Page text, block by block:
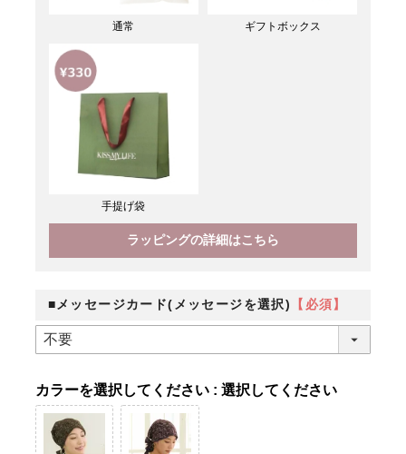
通常 ギフトボックス
手提げ袋
ラッピングの詳細はこちら
■メッセージカード(メッセージを選択) 【必須】
カラー 選択してください